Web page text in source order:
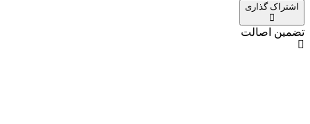
اشتراک گذاری
تضمین اصالت